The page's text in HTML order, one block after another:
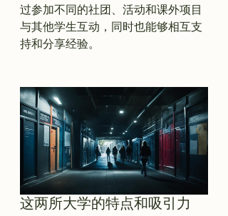
过参加不同的社团、活动和课外项目
与其他学生互动，同时也能够相互支
持和分享经验。
这两所大学的特点和吸引力